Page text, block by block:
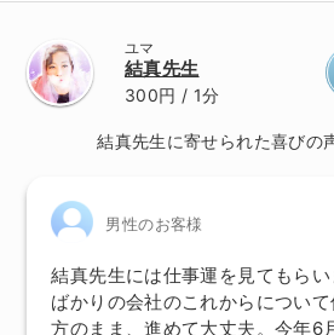
ユマ
結真先生
300円 / 1分
結真先生に寄せられた喜びの
男性のお客様
結真先生には仕事運を見てもら
ばかりの会社のこれからについ
方のまま、進めて大丈夫。今年6